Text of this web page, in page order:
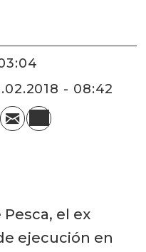
- 08:42
el ex
ejecución en